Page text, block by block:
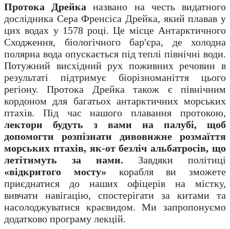
Протока Дрейка названо на честь видатного
дослідника Сера Френсіса Дрейка, який плавав у
цих водах у 1578 році. Це місце Антарктичного
Сходження, біологічного бар'єра, де холодна
полярна вода опускається під теплі північні води.
Потужний висхідний рух поживних речовин в
результаті підтримує біорізноманіття цього
регіону. Протока Дрейка також є північним
кордоном для багатьох антарктичних морських
птахів. Під час нашого плавання протокою,
лектори будуть з вами на палубі, щоб
допомогти розпізнати дивовижне розмаїття
морських птахів, як-от безліч альбатросів, що
летітимуть за нами. Завдяки політиці
«відкритого мосту» корабля ви зможете
приєднатися до наших офіцерів на містку,
вивчати навігацію, спостерігати за китами та
насолоджуватися краєвидом. Ми запропонуємо
додатково програму лекцій.